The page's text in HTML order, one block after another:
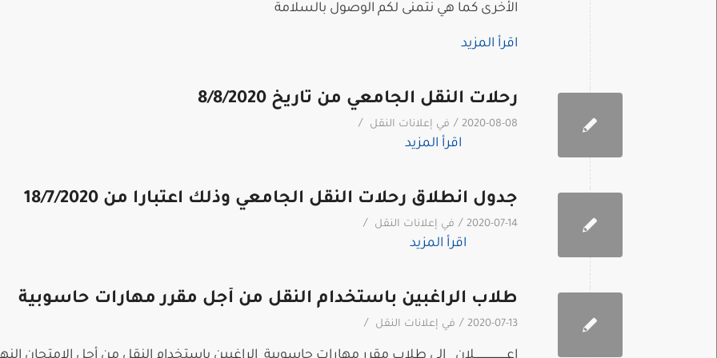
الأخرى كما هي نتمنى لكم الوصول بالسلامة
اقرأ المزيد
رحلات النقل الجامعي من تاريخ 8/8/2020
2020-08-08
/ في إعلانات النقل /
اقرأ المزيد
جدول انطلاق رحلات النقل الجامعي وذلك اعتبارا من 18/7/2020
2020-07-14
/ في إعلانات النقل /
اقرأ المزيد
طلاب الراغبين باستخدام النقل من أجل مقرر مهارات حاسوبية
2020-07-13
/ في إعلانات النقل /